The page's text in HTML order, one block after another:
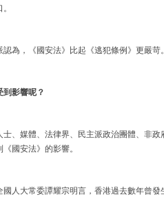
認為，《國安法》比起《逃犯條例》更嚴苛。
到影響呢？
士、媒體、法律界、民主派政治團體、非
《國安法》的影響。
國人大常委譚耀宗明言，香港過去數年曾